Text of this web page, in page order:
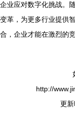
企业应对数字化挑战。
变革，为更多行业提供
合，企业才能在激烈的
http://
更